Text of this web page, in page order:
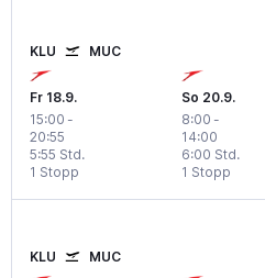
KLU MUC
Fr 18.9.
15:00 -
20:55
1 Stopp
5:55 Std.
So 20.9.
8:00 -
14:00
1 Stopp
6:00 Std.
KLU MUC